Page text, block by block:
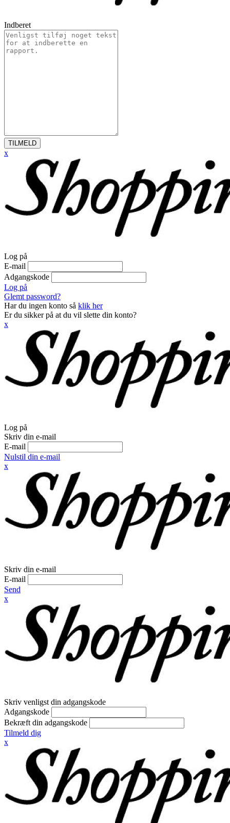
Indberet
TILMELD
x
Log på
E-mail
Adgangskode
Log på
Glemt password?
Har du ingen konto så klik her
Er du sikker på at du vil slette din konto?
x
Log på
Skriv din e-mail
E-mail
Nulstil din e-mail
x
Skriv din e-mail
E-mail
Send
x
Skriv venligst din adgangskode
Adgangskode
Bekræft din adgangskode
Tilmeld dig
x